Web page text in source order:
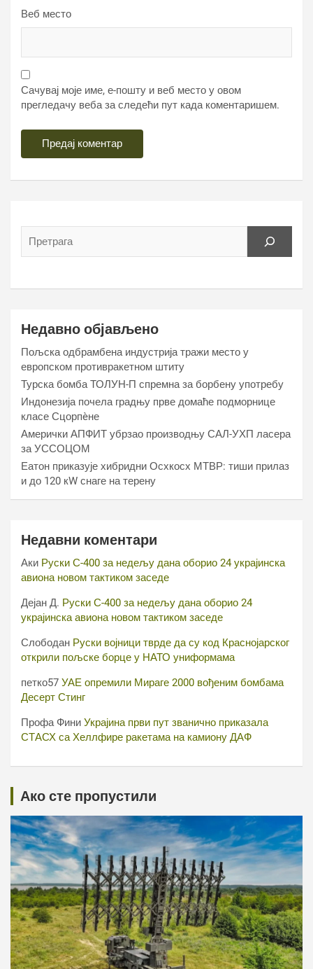
Веб место
Сачувај моје име, е-пошту и веб место у овом
прегледачу веба за следећи пут када коментаришем.
Недавно објављено
Пољска одбрамбена индустрија тражи место у
европском противракетном штиту
Турска бомба ТОЛУН-П спремна за борбену употребу
Индонезија почела градњу прве домаће подморнице
класе Сцорпèне
Амерички АПФИТ убрзао производњу САЛ-УХП ласера
за УССОЦОМ
Еатон приказује хибридни Осхкосх МТВР: тиши прилаз
и до 120 кW снаге на терену
Недавни коментари
Аки Руски С-400 за недељу дана оборио 24 украјинска
авиона новом тактиком заседе
Дејан Д. Руски С-400 за недељу дана оборио 24
украјинска авиона новом тактиком заседе
Слободан Руски војници тврде да су код Краснојарског
открили пољске борце у НАТО униформама
петко57 УАЕ опремили Мираге 2000 вођеним бомбама
Десерт Стинг
Профа Фини Украјина први пут званично приказала
СТАСХ са Хеллфире ракетама на камиону ДАФ
Ако сте пропустили